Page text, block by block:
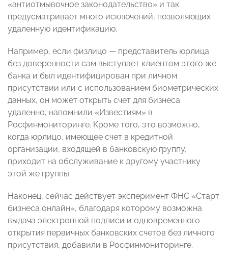
«антиотмывочное законодательство» и так
предусматривает много исключений, позволяющих
удаленную идентификацию.
Например, если физлицо — представитель юрлица
без доверенности сам выступает клиентом этого же
банка и был идентифицирован при личном
присутствии или с использованием биометрических
данных, он может открыть счет для бизнеса
удаленно, напомнили «Известиям» в
Росфинмониторинге. Кроме того, это возможно,
когда юрлицо, имеющее счет в кредитной
организации, входящей в банковскую группу,
приходит на обслуживание к другому участнику
этой же группы.
Наконец, сейчас действует эксперимент ФНС «Старт
бизнеса онлайн», благодаря которому возможна
выдача электронной подписи и одновременного
открытия первичных банковских счетов без личного
присутствия, добавили в Росфинмониторинге.